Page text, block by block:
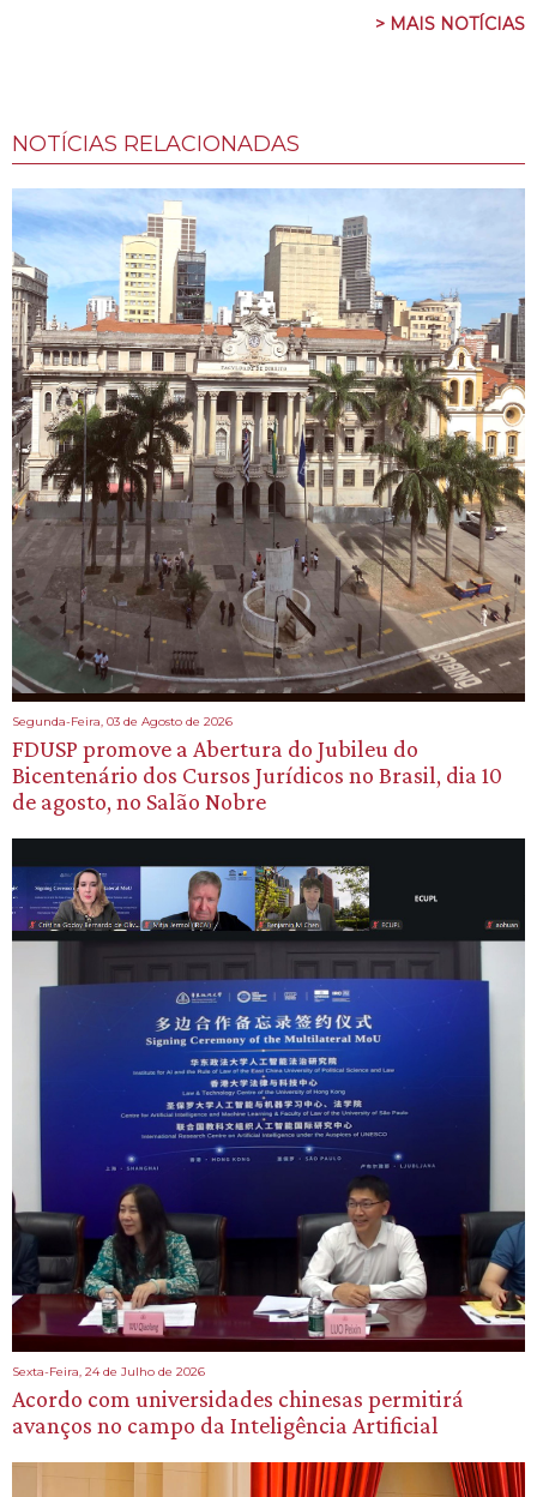
> MAIS NOTÍCIAS
NOTÍCIAS RELACIONADAS
Segunda-Feira, 03 de Agosto de 2026
FDUSP promove a Abertura do Jubileu do
Bicentenário dos Cursos Jurídicos no Brasil, dia 10
de agosto, no Salão Nobre
Sexta-Feira, 24 de Julho de 2026
Acordo com universidades chinesas permitirá
avanços no campo da Inteligência Artificial